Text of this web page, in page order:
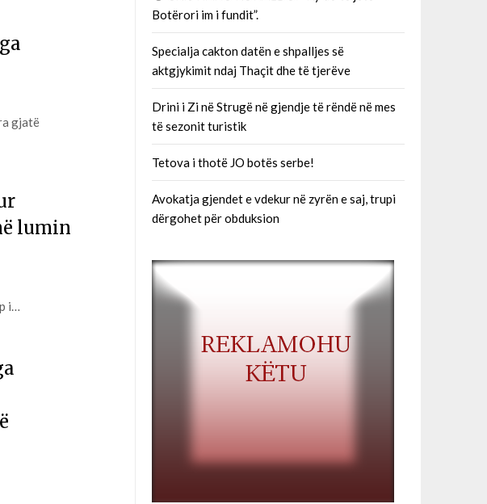
gjatë
lumin
i…
Botërori im i fundit”.
Specialja cakton datën e shpalljes së
aktgjykimit ndaj Thaçit dhe të tjerëve
Drini i Zi në Strugë në gjendje të rëndë në mes
të sezonit turistik
Tetova i thotë JO botës serbe!
Avokatja gjendet e vdekur në zyrën e saj, trupi
dërgohet për obduksion